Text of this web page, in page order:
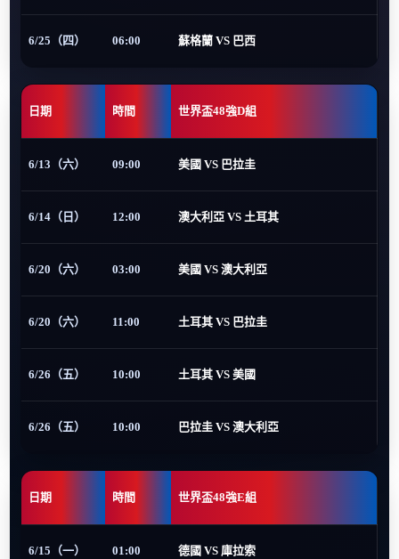
6/25（四） 06:00 蘇格蘭 VS 巴西
日期 時間 世界盃48強D組
6/13（六） 09:00 美國 VS 巴拉圭
6/14（日） 12:00 澳大利亞 VS 土耳其
6/20（六） 03:00 美國 VS 澳大利亞
6/20（六） 11:00 土耳其 VS 巴拉圭
6/26（五） 10:00 土耳其 VS 美國
6/26（五） 10:00 巴拉圭 VS 澳大利亞
日期 時間 世界盃48強E組
6/15（一） 01:00 德國 VS 庫拉索